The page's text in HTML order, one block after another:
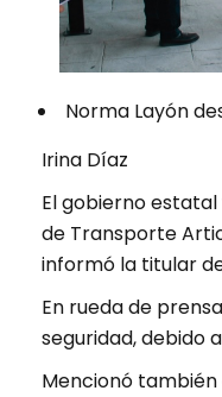
Norma Layón
Irina Díaz
El gobierno
de Transporte
informó la titular
En rueda de
seguridad, debido
Mencionó también